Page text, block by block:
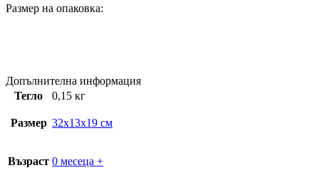
Размер на опаковка:
Допълнителна информация
Тегло
0,15 кг
Размер 32x13x19 см
Възраст 0 месеца +